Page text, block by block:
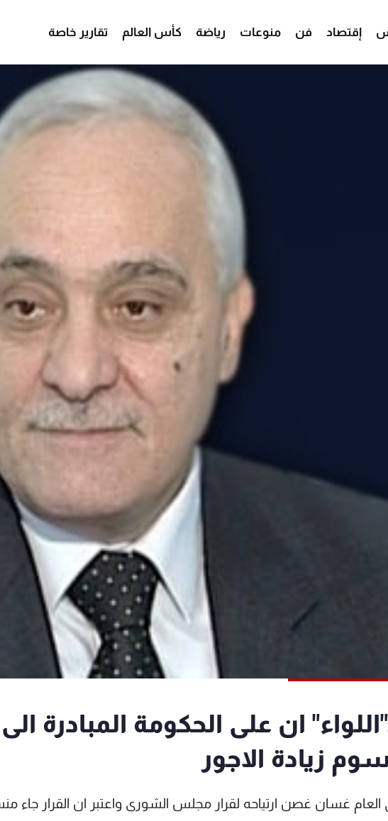
إقتصاد فن منوعات رياضة كأس العالم تقارير خاصة
ان على الحكومة المبادرة
زيادة الاجور
العام غسان غصن ارتياحه لقرار مجلس الشورى واعتبر ان القرار جاء